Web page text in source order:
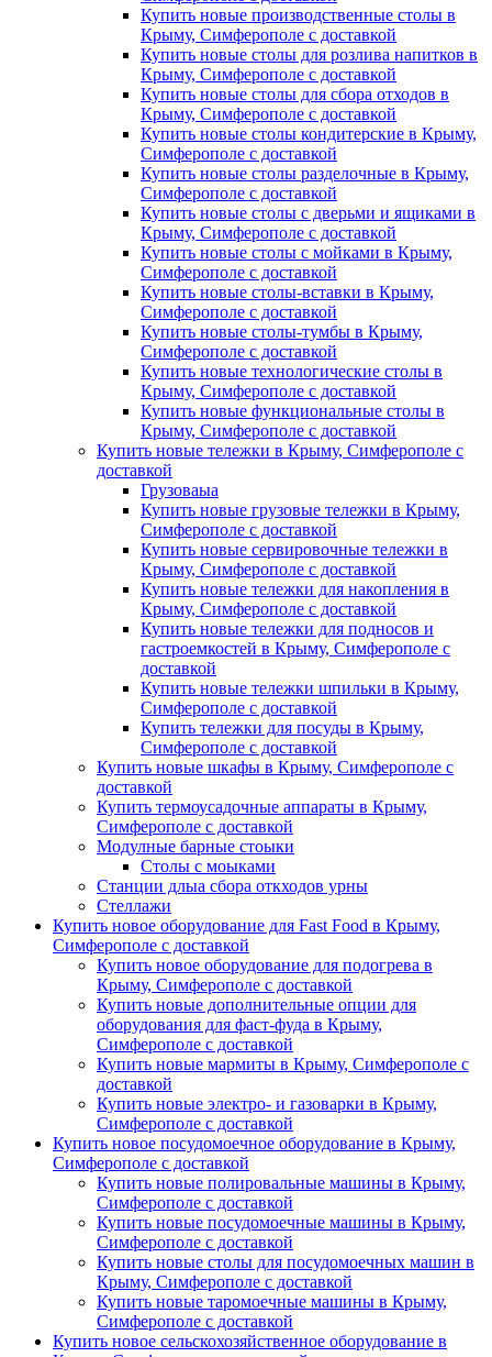
Купить новые производственные столы в
Крыму, Симферополе с доставкой
Купить новые столы для розлива напитков в
Крыму, Симферополе с доставкой
Купить новые столы для сбора отходов в
Крыму, Симферополе с доставкой
Купить новые столы кондитерские в Крыму,
Симферополе с доставкой
Купить новые столы разделочные в Крыму,
Симферополе с доставкой
Купить новые столы с дверьми и ящиками в
Крыму, Симферополе с доставкой
Купить новые столы с мойками в Крыму,
Симферополе с доставкой
Купить новые столы-вставки в Крыму,
Симферополе с доставкой
Купить новые столы-тумбы в Крыму,
Симферополе с доставкой
Купить новые технологические столы в
Крыму, Симферополе с доставкой
Купить новые функциональные столы в
Крыму, Симферополе с доставкой
Купить новые тележки в Крыму, Симферополе с
доставкой
Грузоваыа
Купить новые грузовые тележки в Крыму,
Симферополе с доставкой
Купить новые сервировочные тележки в
Крыму, Симферополе с доставкой
Купить новые тележки для накопления в
Крыму, Симферополе с доставкой
Купить новые тележки для подносов и
гастроемкостей в Крыму, Симферополе с
доставкой
Купить новые тележки шпильки в Крыму,
Симферополе с доставкой
Купить тележки для посуды в Крыму,
Симферополе с доставкой
Купить новые шкафы в Крыму, Симферополе с
доставкой
Купить термоусадочные аппараты в Крыму,
Симферополе с доставкой
Модулные барные стоыки
Столы с моыками
Станции длыа сбора откходов урны
Стеллажи
Купить новое оборудование для Fast Food в Крыму,
Симферополе с доставкой
Купить новое оборудование для подогрева в
Крыму, Симферополе с доставкой
Купить новые дополнительные опции для
оборудования для фаст-фуда в Крыму,
Симферополе с доставкой
Купить новые мармиты в Крыму, Симферополе с
доставкой
Купить новые электро- и газоварки в Крыму,
Симферополе с доставкой
Купить новое посудомоечное оборудование в Крыму,
Симферополе с доставкой
Купить новые полировальные машины в Крыму,
Симферополе с доставкой
Купить новые посудомоечные машины в Крыму,
Симферополе с доставкой
Купить новые столы для посудомоечных машин в
Крыму, Симферополе с доставкой
Купить новые таромоечные машины в Крыму,
Симферополе с доставкой
Купить новое сельскохозяйственное оборудование в